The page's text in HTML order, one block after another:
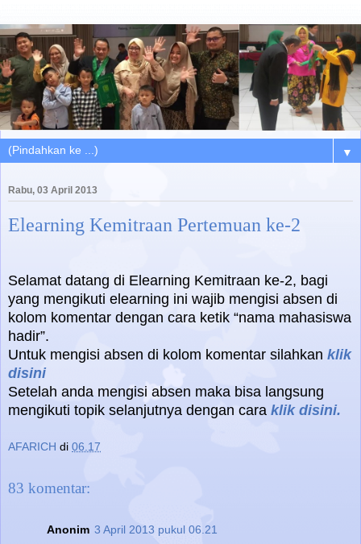
▼
Rabu, 03 April 2013
Elearning Kemitraan Pertemuan ke-2
Selamat datang di Elearning Kemitraan ke-2, bagi
yang mengikuti elearning ini wajib mengisi absen di
kolom komentar dengan cara ketik “nama mahasiswa
hadir”.
Untuk mengisi absen di kolom komentar silahkan klik
disini
Setelah anda mengisi absen maka bisa langsung
mengikuti topik selanjutnya dengan cara klik disini.
AFARICH di 06.17
83 komentar:
Anonim 3 April 2013 pukul 06.21